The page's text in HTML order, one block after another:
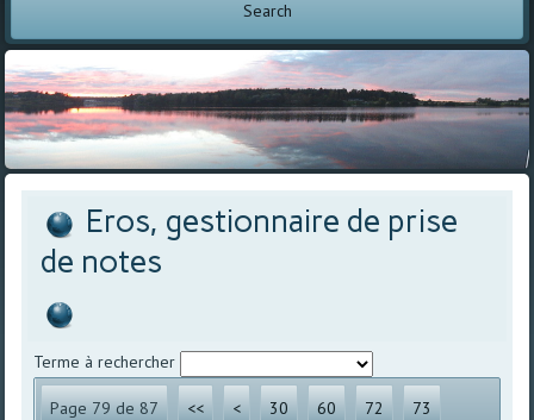
Search
Eros, gestionnaire de prise
de notes
Terme à rechercher
Page 79 de 87 << < 30 60 72 73